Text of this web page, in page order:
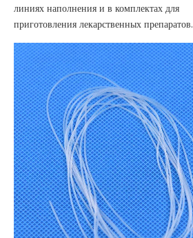
линиях наполнения и в комплектах для
приготовления лекарственных препаратов.